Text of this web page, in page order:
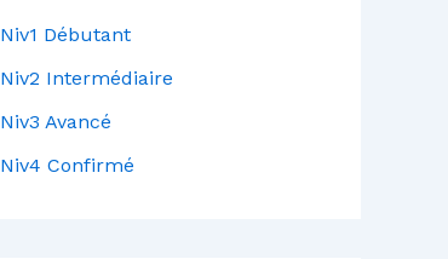
Niv1 Débutant
Niv2 Intermédiaire
Niv3 Avancé
Niv4 Confirmé